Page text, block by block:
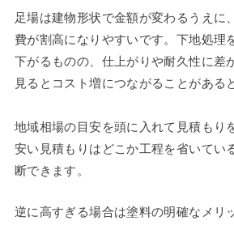
足場は建物形状で金額が変わるうえに
費が割高になりやすいです。下地処理
下がるものの、仕上がりや耐久性に差
見るとコスト増につながることがある
地域相場の目安を頭に入れて見積もり
安い見積もりはどこか工程を省いてい
断できます。
逆に高すぎる場合は塗料の明確なメリ